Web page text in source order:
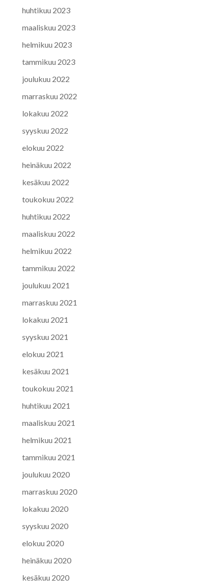
huhtikuu 2023
maaliskuu 2023
helmikuu 2023
tammikuu 2023
joulukuu 2022
marraskuu 2022
lokakuu 2022
syyskuu 2022
elokuu 2022
heinäkuu 2022
kesäkuu 2022
toukokuu 2022
huhtikuu 2022
maaliskuu 2022
helmikuu 2022
tammikuu 2022
joulukuu 2021
marraskuu 2021
lokakuu 2021
syyskuu 2021
elokuu 2021
kesäkuu 2021
toukokuu 2021
huhtikuu 2021
maaliskuu 2021
helmikuu 2021
tammikuu 2021
joulukuu 2020
marraskuu 2020
lokakuu 2020
syyskuu 2020
elokuu 2020
heinäkuu 2020
kesäkuu 2020